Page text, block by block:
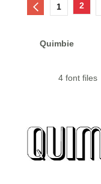
1 2
Quimbie
4 font files